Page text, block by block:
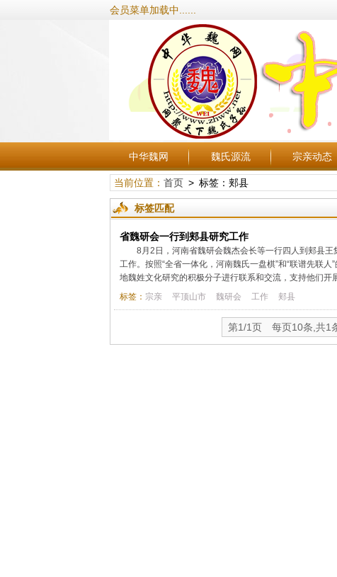
会员菜单加载中......
中华魏网 魏氏源流 宗亲动态
当前位置： 首页> 标签：郏县
标签匹配
省魏研会一行到郏县研究工作
8月2日，河南省魏研会魏杰会长等一行四人到郏县
工作。按照“全省一体化，河南魏氏一盘棋”和“联谱先联
地魏姓文化研究的积极分子进行联系和交流，支持他们开
标签： 宗亲 平顶山市 魏研会 工作 郏县
第1/1页 每页10条,共1